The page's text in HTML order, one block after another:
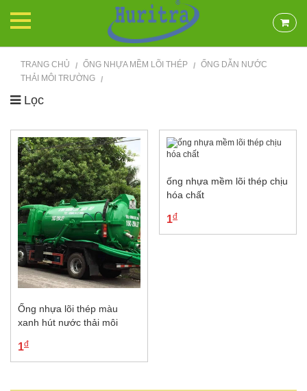
TRANG CHỦ / ỐNG NHỰA MỀM LÕI THÉP / ỐNG DẪN NƯỚC
THẢI MÔI TRƯỜNG /
Lọc
Ống nhựa lõi thép màu
xanh hút nước thải môi
1đ
ống nhựa mềm lõi thép chịu
hóa chất
1đ